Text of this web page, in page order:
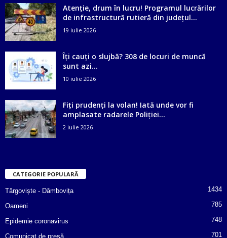
Atenție, drum în lucru! Programul lucrărilor
de infrastructură rutieră din județul...
19 iulie 2026
Îți cauți o slujbă? 308 de locuri de muncă
sunt azi...
10 iulie 2026
Fiți prudenți la volan! Iată unde vor fi
amplasate radarele Poliției...
2 iulie 2026
CATEGORIE POPULARĂ
Târgoviște - Dâmbovița 1434
Oameni 785
Epidemie coronavirus 748
Comunicat de presă 701